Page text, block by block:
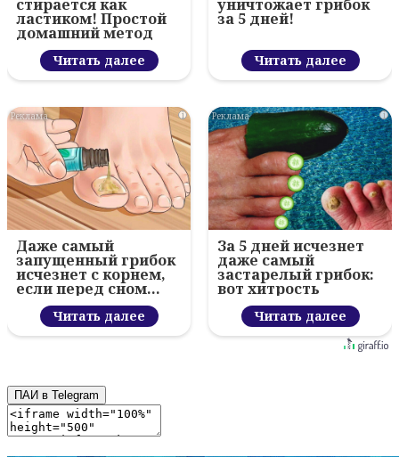
стирается как
ластиком! Простой
домашний метод
Читать далее
уничтожает грибок
за 5 дней!
Читать далее
i
Даже самый
запущенный грибок
исчезнет с корнем,
если перед сном…
Читать далее
i
За 5 дней исчезнет
даже самый
застарелый грибок:
вот хитрость
Читать далее
ПАИ в Telegram